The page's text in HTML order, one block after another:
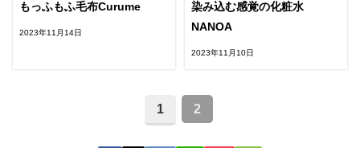
もっふもふ毛布Curume
2023年11月14日
染み込む感覚の化粧水
NANOA
2023年11月10日
1 2